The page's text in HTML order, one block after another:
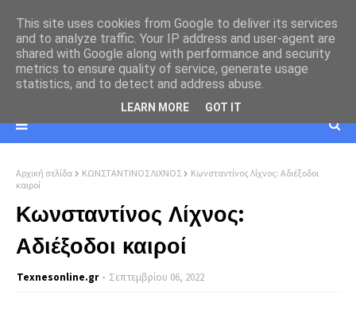
Αρχική σελίδα ΚΩΝΣΤΑΝΤΙΝΟΣ ΛΙΧΝΟΣ
Κωνσταντίνος Λίχνος: Αδιέξοδοι
καιροί
Κωνσταντίνος Λίχνος:
Αδιέξοδοι καιροί
Texnesοnline.gr Σεπτεμβρίου 06, 2022
This site uses cookies from Google to deliver its services
and to analyze traffic. Your IP address and user-agent are
shared with Google along with performance and security
metrics to ensure quality of service, generate usage
statistics, and to detect and address abuse.
LEARN MORE GOT IT